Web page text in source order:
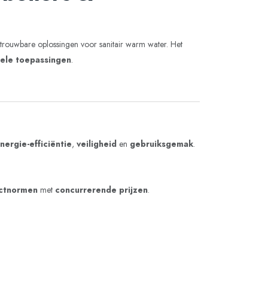
oplossingen voor sanitair warm water. Het
toepassingen.
efficiëntie, veiligheid en gebruiksgemak.
met concurrerende prijzen.